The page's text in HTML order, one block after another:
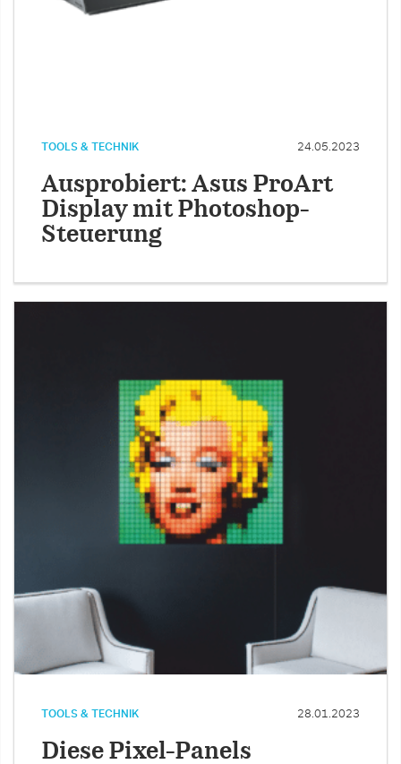
TOOLS & TECHNIK 24.05.2023
Ausprobiert: Asus ProArt
Display mit Photoshop-
Steuerung
TOOLS & TECHNIK 28.01.2023
Diese Pixel-Panels